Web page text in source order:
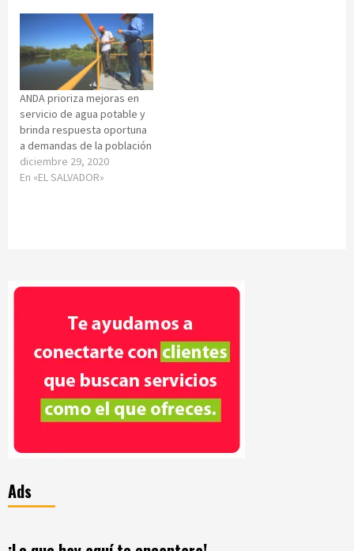
ANDA prioriza mejoras en
servicio de agua potable y
brinda respuesta oportuna
a demandas de la población
diciembre 29, 2020
En «EL SALVADOR»
Ads